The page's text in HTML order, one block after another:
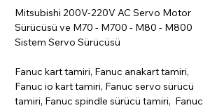
Mitsubishi 200V-220V AC Servo Motor
Sürücüsü ve M70 - M700 - M80 - M800
Sistem Servo Sürücüsü
Fanuc kart tamiri, Fanuc anakart tamiri,
Fanuc io kart tamiri, Fanuc servo sürücü
tamiri, Fanuc spindle sürücü tamiri, Fanuc